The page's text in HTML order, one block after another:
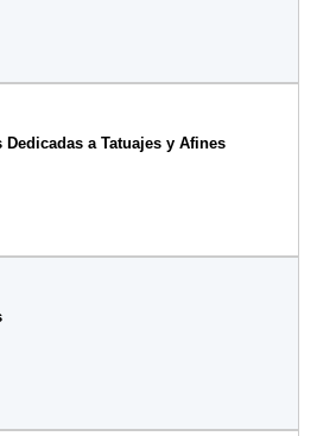
a Tatuajes y Afines